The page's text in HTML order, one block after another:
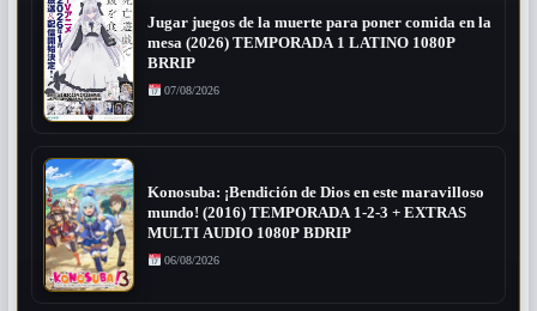
Jugar juegos de la muerte para poner comida en la
mesa (2026) TEMPORADA 1 LATINO 1080P
BRRIP
07/08/2026
Konosuba: ¡Bendición de Dios en este maravilloso
mundo! (2016) TEMPORADA 1-2-3 + EXTRAS
MULTI AUDIO 1080P BDRIP
06/08/2026